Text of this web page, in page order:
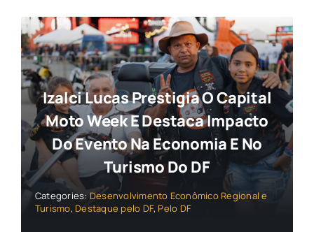
Izalci Lucas Prestigia O Capital
Moto Week E Destaca Impacto
Do Evento Na Economia E No
Turismo Do DF
Categories: Desenvolvimento Econômico Regional e
Turismo, Destaque pelo DF, Pelo DF